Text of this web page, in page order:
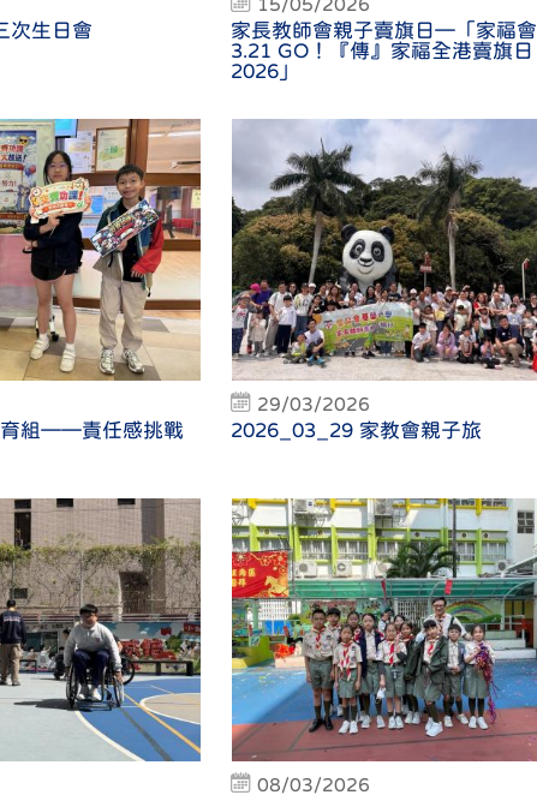
次生日會
15/05/2026
家長教師會親子賣旗日—「家福會
3.21 GO！『傳』家福全港賣旗日
2026」
組——責任感挑戰
29/03/2026
2026_03_29 家教會親子旅
08/03/2026